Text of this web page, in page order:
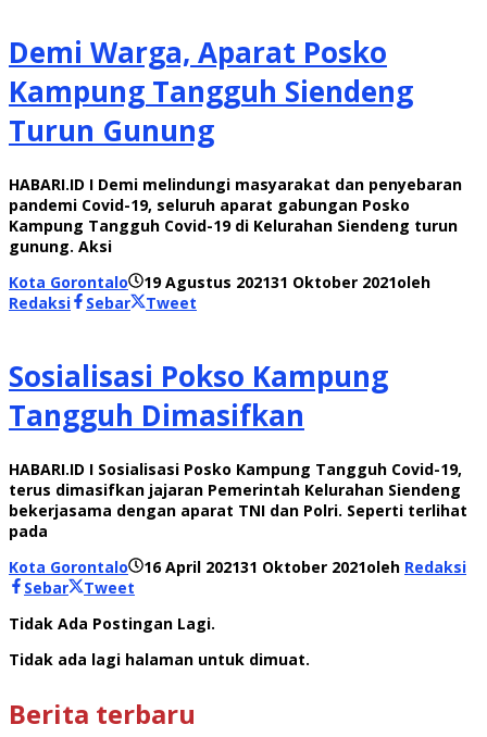
Demi Warga, Aparat Posko
Kampung Tangguh Siendeng
Turun Gunung
HABARI.ID I Demi melindungi masyarakat dan penyebaran
pandemi Covid-19, seluruh aparat gabungan Posko
Kampung Tangguh Covid-19 di Kelurahan Siendeng turun
gunung. Aksi
Kota Gorontalo
19 Agustus 202131 Oktober 2021oleh
Redaksi
Sebar Tweet
Sosialisasi Pokso Kampung
Tangguh Dimasifkan
HABARI.ID I Sosialisasi Posko Kampung Tangguh Covid-19,
terus dimasifkan jajaran Pemerintah Kelurahan Siendeng
bekerjasama dengan aparat TNI dan Polri. Seperti terlihat
pada
Kota Gorontalo
16 April 202131 Oktober 2021oleh Redaksi
Sebar
Tweet
Tidak Ada Postingan Lagi.
Tidak ada lagi halaman untuk dimuat.
Berita terbaru